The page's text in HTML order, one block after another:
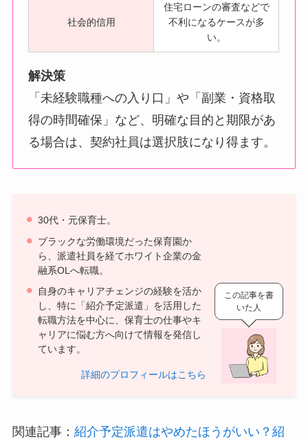
社会的信用
住宅ローンの審査などで
不利になるケースが多
い。
解決策
「未経験職種への入り口」や「副業・資格取
得の時間確保」など、明確な目的と期限があ
る場合は、契約社員は選択肢になり得ます。
30代・元保育士。
ブラックな労働環境だった保育園か
ら、派遣社員を経てホワイト企業の金
融系OLへ転職。
自身のキャリアチェンジの経験を活か
し、特に「紹介予定派遣」を活用した
転職方法を中心に、保育士の仕事やキ
ャリアに悩む方へ向けて情報を発信し
ています。
詳細のプロフィールはこちら
この記事を書
いた人
関連記事： 紹介予定派遣はやめたほうがいい？紹